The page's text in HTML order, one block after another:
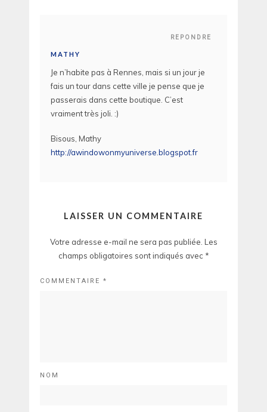
REPONDRE
MATHY
Je n’habite pas à Rennes, mais si un jour je
fais un tour dans cette ville je pense que je
passerais dans cette boutique. C’est
vraiment très joli. :)
Bisous, Mathy
http://awindowonmyuniverse.blogspot.fr
LAISSER UN COMMENTAIRE
Votre adresse e-mail ne sera pas publiée. Les
champs obligatoires sont indiqués avec *
COMMENTAIRE *
NOM